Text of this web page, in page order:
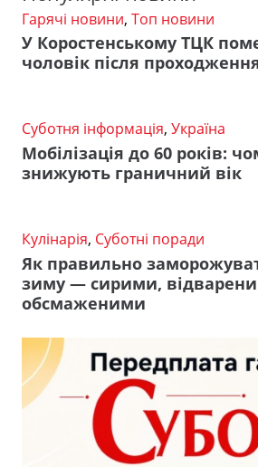
Гарячі новини, Топ новини
У Коростенському ТЦК
чоловік після
Суботня інформація, Україна
Мобілізація до 60 років:
знижують граничний вік
Кулінарія, Суботні поради
Як правильно
зиму — сирими,
обсмаженими